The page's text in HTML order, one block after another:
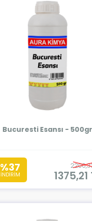
Bucuresti Esansı - 500gr
%37
İNDİRİM 1375,21